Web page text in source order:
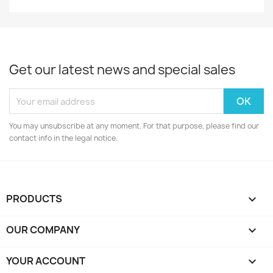
Get our latest news and special sales
You may unsubscribe at any moment. For that purpose, please find our
contact info in the legal notice.
PRODUCTS 
OUR COMPANY 
YOUR ACCOUNT 